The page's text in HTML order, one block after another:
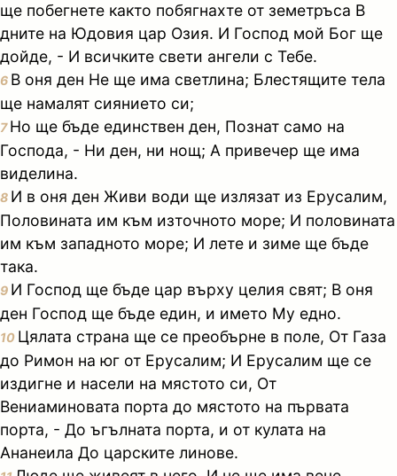
ще побегнете както побягнахте от земетръса В
дните на Юдовия цар Озия. И Господ мой Бог ще
дойде, - И всичките свети ангели с Тебе.
6 В оня ден Не ще има светлина; Блестящите тела
ще намалят сиянието си;
7Но ще бъде единствен ден, Познат само на
Господа, - Ни ден, ни нощ; А привечер ще има
виделина.
8 И в оня ден Живи води ще излязат из Ерусалим,
Половината им към източното море; И половината
им към западното море; И лете и зиме ще бъде
така.
9 И Господ ще бъде цар върху целия свят; В оня
ден Господ ще бъде един, и името Му едно.
10 Цялата страна ще се преобърне в поле, От Газа
до Римон на юг от Ерусалим; И Ерусалим ще се
издигне и насели на мястото си, От
Вениаминовата порта до мястото на първата
порта, - До ъгълната порта, и от кулата на
Ананеила До царските линове.